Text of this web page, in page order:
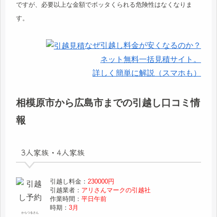
ですが、必要以上な金額でボッタくられる危険性はなくなりま
す。
なぜ引越し料金が安くなるのか？
ネット無料一括見積サイト。
詳しく簡単に解説（スマホも）
相模原市から広島市までの引越し口コミ情
報
3人家族・4人家族
からつるさん
引越し料金：230000円
引越業者： アリさんマークの引越社
作業時間：平日午前
時期：3月